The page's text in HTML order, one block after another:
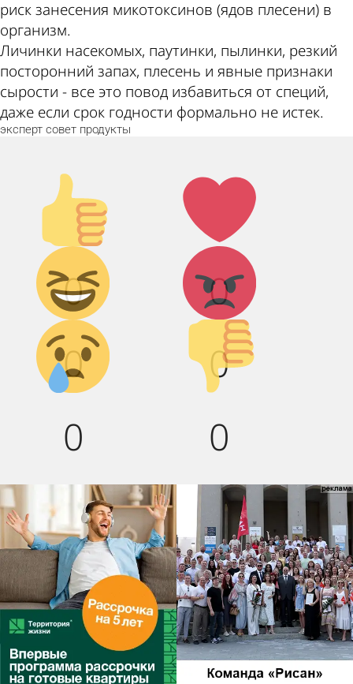
риск занесения микотоксинов (ядов плесени) в
организм.
Личинки насекомых, паутинки, пылинки, резкий
посторонний запах, плесень и явные признаки
сырости - все это повод избавиться от специй,
даже если срок годности формально не истек.
эксперт совет продукты
Палец
вверх!
0
Лайк!
0
Дикий
смех!
0
Агрессия!
0
Грусть :(
0
Палец
вниз!
0